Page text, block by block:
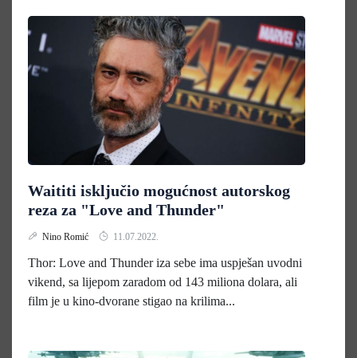
Waititi isključio mogućnost autorskog
reza za "Love and Thunder"
Nino Romić 11.07.2022.
Thor: Love and Thunder iza sebe ima uspješan uvodni
vikend, sa lijepom zaradom od 143 miliona dolara, ali
film je u kino-dvorane stigao na krilima...